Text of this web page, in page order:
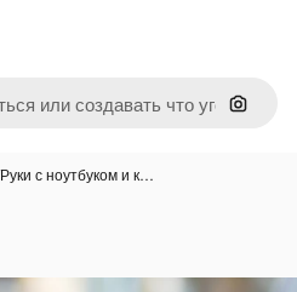
Поиск
Руки с ноутбуком и к…